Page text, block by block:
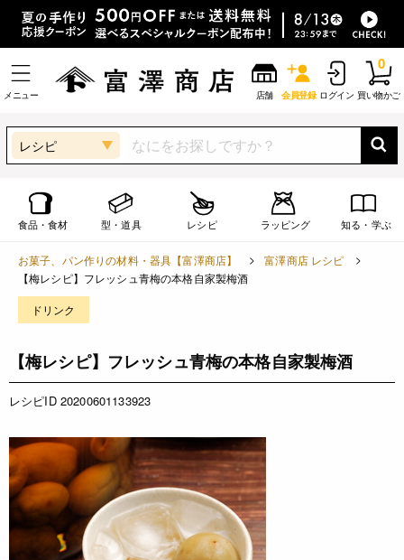
メニュー 店舗 会員登録 ログイン 買い物かご
0
レシピ
食品・食材 型・道具 レシピ ラッピング 知る・学ぶ
お菓子、パン作りの材料・器具【富澤商店】
富澤商店 レシピ
【梅レシピ】フレッシュ青梅の本格自家製梅酒
ドリンク
【梅レシピ】フレッシュ青梅の本格自家製梅酒
レシピID 20200601133923